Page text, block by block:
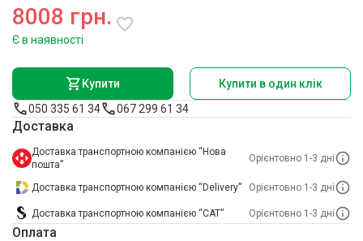
8008 грн.
Є в наявності
Купити
Купити в один клік
050 335 61 34
067 299 61 34
Доставка
Доставка транспортною компанією “Нова
пошта”
Орієнтовно 1-3 дні
Доставка транспортною компанією “Delivery” Орієнтовно 1-3 дні
Доставка транспортною компанією “САТ” Орієнтовно 1-3 дні
Оплата